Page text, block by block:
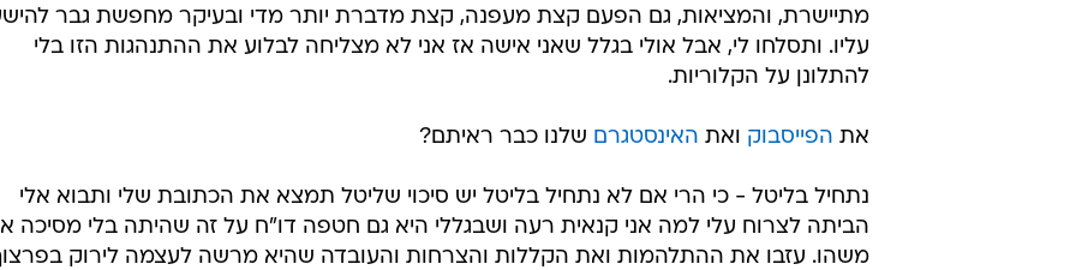
מתיישרת, והמציאות, גם הפעם קצת מעפנה, קצת מדברת יותר מדי ובעיקר מחפשת גבר
עליו. ותסלחו לי, אבל אולי בגלל שאני אישה אז אני לא מצליחה לבלוע את ההתנהגות הזו בלי
להתלונן על הקלוריות.
את הפייסבוק ואת האינסטגרם שלנו כבר ראיתם?
נתחיל בליטל - כי הרי אם לא נתחיל בליטל יש סיכוי שליטל תמצא את הכתובת שלי ותבוא אלי
הביתה לצרוח עלי למה אני קנאית רעה ושבגללי היא גם חטפה דו"ח על זה שהיתה בלי מסיכה
משהו. עזבו את ההתלהמות ואת הקללות והצרחות והעובדה שהיא מרשה לעצמה לירוק